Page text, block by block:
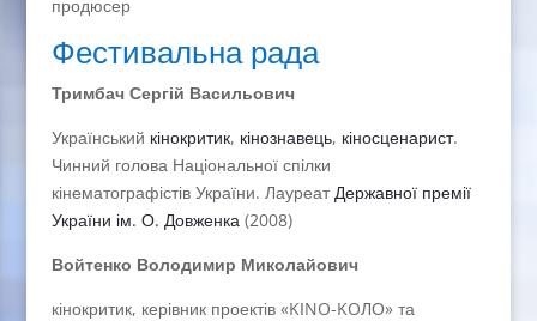
продюсер
Фестивальна рада
Тримбач Сергій Васильович
Український кінокритик, кінознавець, кіносценарист.
Чинний голова Національної спілки
кінематографістів України. ЛауреатДержавної премії
України ім. О. Довженка(2008)
Войтенко Володимир Миколайович
кінокритик, керівник проектів «KІNO-KOЛО» та